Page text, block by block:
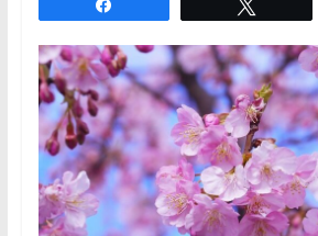
sport,
qui
se
déplacent
en
France